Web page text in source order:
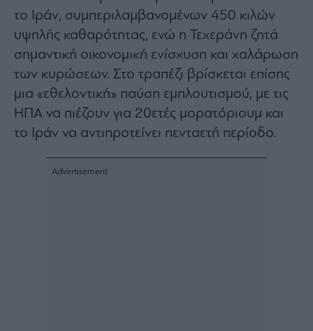
το Ιράν, συμπεριλαμβανομένων 450 κιλών
υψηλής καθαρότητας, ενώ η Τεχεράνη ζητά
σημαντική οικονομική ενίσχυση και χαλάρωση
των κυρώσεων. Στο τραπέζι βρίσκεται επίσης
μια «εθελοντική» παύση εμπλουτισμού, με τις
ΗΠΑ να πιέζουν για 20ετές μορατόριουμ και
το Ιράν να αντιπροτείνει πενταετή περίοδο.